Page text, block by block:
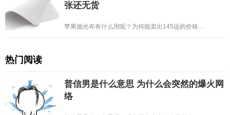
张还无货
苹果抛光布有什么用呢？为何能卖出145远的价格...
热门阅读
普信男是什么意思 为什么会突然的爆火网
络